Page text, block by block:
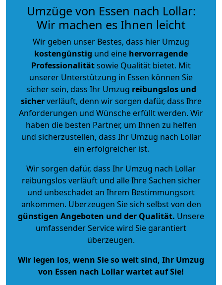
Umzüge von Essen nach Lollar:
Wir machen es Ihnen leicht
Wir geben unser Bestes, dass hier Umzug
kostengünstig und eine hervorragende
Professionalitätsowie Qualität bietet. Mit
unserer Unterstützung in Essen können Sie
sicher sein, dass Ihr Umzug reibungslos und
sicherverläuft, denn wir sorgen dafür, dass Ihre
Anforderungen und Wünsche erfüllt werden. Wir
haben die besten Partner, um Ihnen zu helfen
und sicherzustellen, dass Ihr Umzug nach Lollar
ein erfolgreicher ist.
Wir sorgen dafür, dass Ihr Umzug nach Lollar
reibungslos verläuft und alle Ihre Sachen sicher
und unbeschadet an Ihrem Bestimmungsort
ankommen. Überzeugen Sie sich selbst von den
günstigen Angeboten und der Qualität. Unsere
umfassender Service wird Sie garantiert
überzeugen.
Wir legen los, wenn Sie so weit sind, Ihr Umzug
von Essen nach Lollar wartet auf Sie!